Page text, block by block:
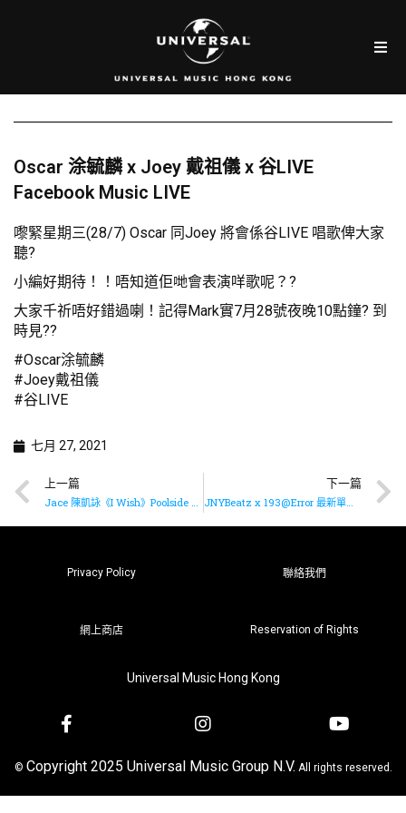
Oscar 涂毓麟 x Joey 戴祖儀 x 谷LIVE
Facebook Music LIVE
嚟緊星期三(28/7) Oscar 同Joey 將會係谷LIVE 唱歌俾大家
聽?
小編好期待！！唔知道佢哋會表演咩歌呢？?
大家千祈唔好錯過喇！記得Mark實7月28號夜晚10點鐘? 到
時見??
#Oscar涂毓麟
#Joey戴祖儀
#谷LIVE
七月 27, 2021
上一篇
Jace 陳凱詠《I Wish》Poolside Version 即將推出?✨
下一篇
JNYBeatz x 193@Error 最新單曲即將推出???
Privacy Policy 聯絡我們
網上商店 Reservation of Rights
Universal Music Hong Kong
© Copyright 2025 Universal Music Group N.V. All rights reserved.